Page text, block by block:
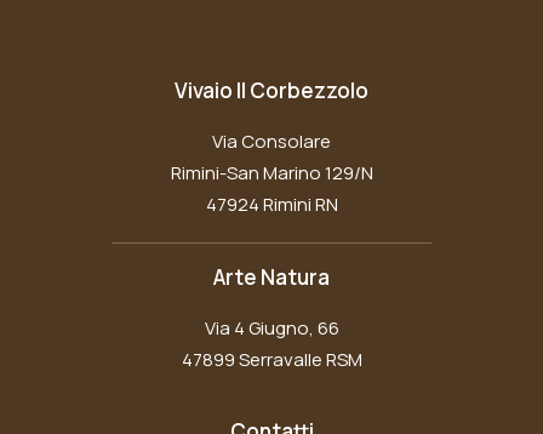
Vivaio Il Corbezzolo
Via Consolare
Rimini-San Marino 129/N
47924 Rimini RN
Arte Natura
Via 4 Giugno, 66
47899 Serravalle RSM